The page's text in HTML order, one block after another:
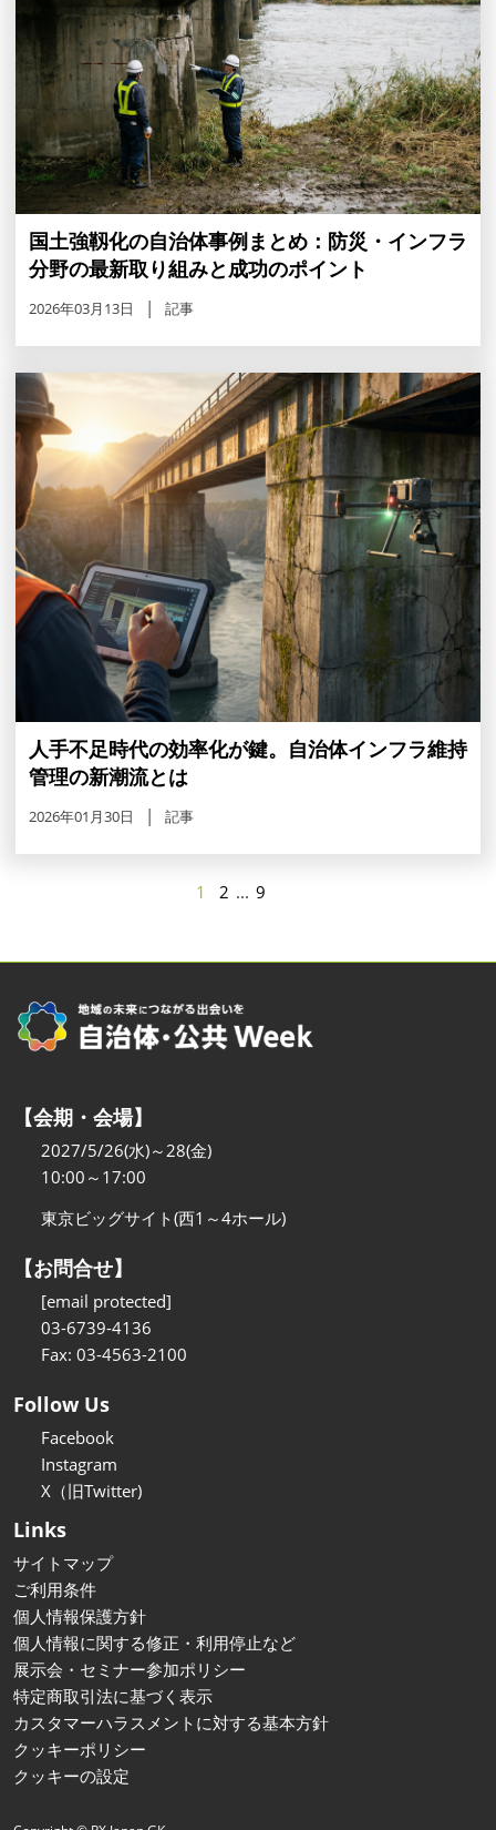
国土強靱化の自治体事例まとめ：防災・インフラ
分野の最新取り組みと成功のポイント
2026年03月13日 記事
人手不足時代の効率化が鍵。自治体インフラ維持
管理の新潮流とは
2026年01月30日 記事
1 2 ... 9
【会期・会場】
2027/5/26(水)～28(金)
10:00～17:00
東京ビッグサイト(西1～4ホール)
【お問合せ】
[email protected]
03-6739-4136
Fax: 03-4563-2100
Follow Us
Facebook
Instagram
X（旧Twitter)
Links
サイトマップ
ご利用条件
個人情報保護方針
個人情報に関する修正・利用停止など
展示会・セミナー参加ポリシー
特定商取引法に基づく表示
カスタマーハラスメントに対する基本方針
クッキーポリシー
クッキーの設定